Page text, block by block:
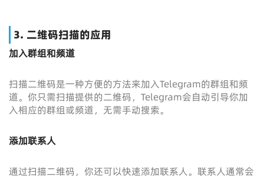
3. 二维码扫描的应用
加入群组和频道
扫描二维码是一种方便的方法来加入Telegram的群组和频
道。你只需扫描提供的二维码，Telegram会自动引导你加
入相应的群组或频道，无需手动搜索。
添加联系人
通过扫描二维码，你还可以快速添加联系人。联系人通常会